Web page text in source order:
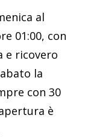
al
01:00, con
e ricovero
la
con 30
è